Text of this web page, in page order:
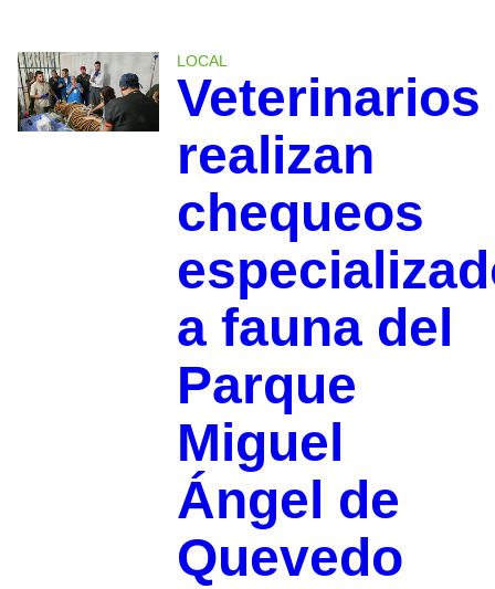
LOCAL
Veterinarios
realizan
chequeos
a fauna del
Parque
Miguel
Ángel de
Quevedo